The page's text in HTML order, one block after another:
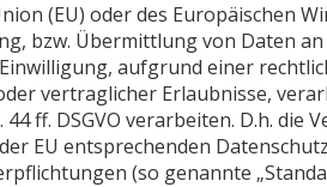
(EU) oder des Europäischen
bzw. Übermittlung von Daten
aufgrund einer
vertraglicher Erlaubnisse,
ff. DSGVO verarbeiten. D.h. die
EU entsprechenden
(so genannte